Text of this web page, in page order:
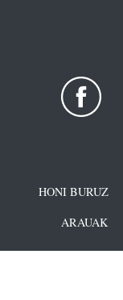
HONI BURUZ
ARAUAK